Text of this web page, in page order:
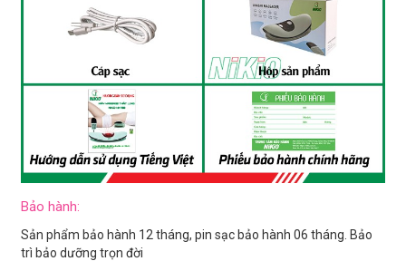
Bảo hành:
Sản phẩm bảo hành 12 tháng, pin sạc bảo hành 06 tháng. Bảo
trì bảo dưỡng trọn đời